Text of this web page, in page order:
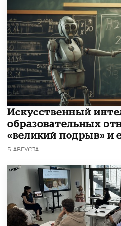
​Искусственный
образовательных
«великий подрыв» и
5 АВГУСТА